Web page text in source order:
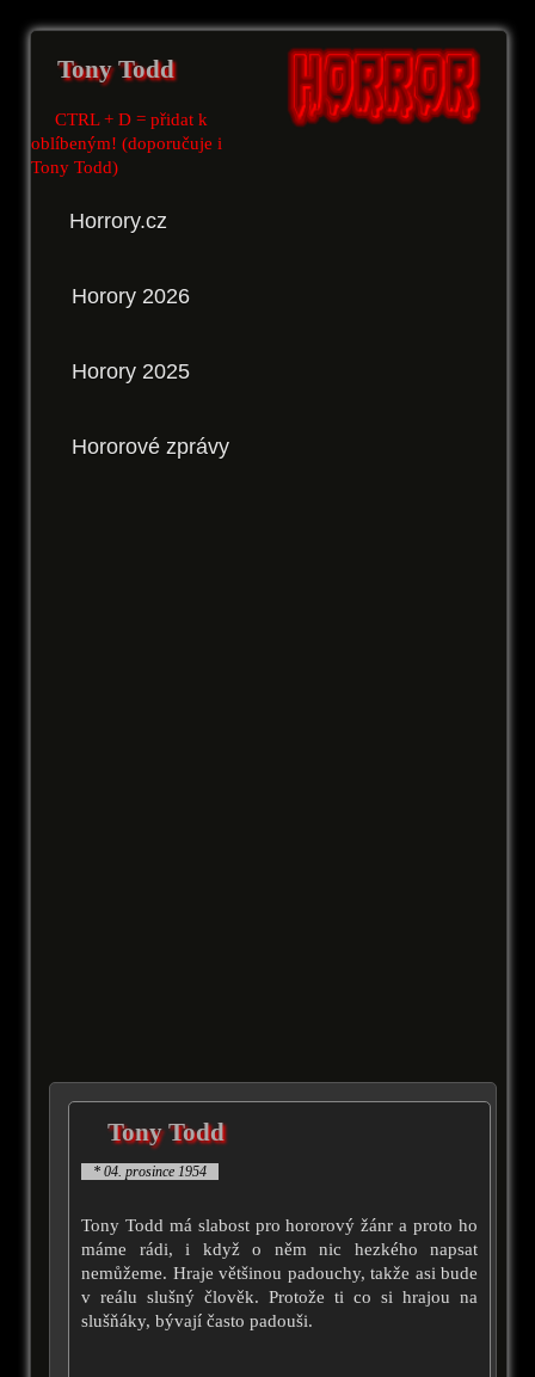
Tony Todd
CTRL + D = přidat k
oblíbeným! (doporučuje i
Tony Todd)
Horrory.cz
Horory 2026
Horory 2025
Hororové zprávy
Tony Todd
* 04. prosince 1954
Tony Todd má slabost pro hororový žánr a proto ho
máme rádi, i když o něm nic hezkého napsat
nemůžeme. Hraje většinou padouchy, takže asi bude
v reálu slušný člověk. Protože ti co si hrajou na
slušňáky, bývají často padouši.